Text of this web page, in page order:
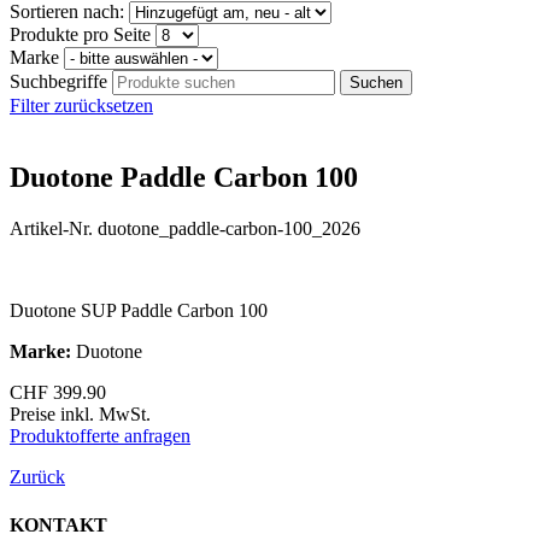
Sortieren nach:
Produkte pro Seite
Marke
Suchbegriffe
Filter zurücksetzen
Duotone Paddle Carbon 100
Artikel-Nr. duotone_paddle-carbon-100_2026
Duotone SUP Paddle Carbon 100
Marke: Duotone
CHF 399.90
Preise inkl. MwSt.
Produktofferte anfragen
Zurück
KONTAKT